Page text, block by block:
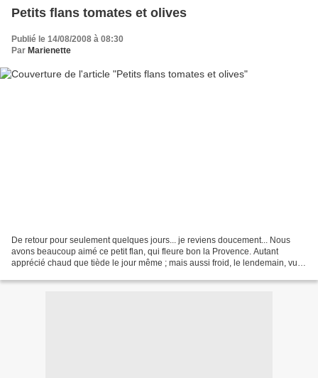
Petits flans tomates et olives
Publié le 14/08/2008 à 08:30
Par Marienette
De retour pour seulement quelques jours... je reviens doucement... Nous
avons beaucoup aimé ce petit flan, qui fleure bon la Provence. Autant
apprécié chaud que tiède le jour même ; mais aussi froid, le lendemain, vu